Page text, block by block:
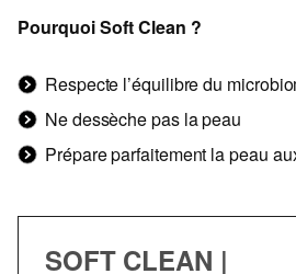
Pourquoi Soft Clean ?
Respecte l’équilibre du
Ne dessèche pas la peau
Prépare parfaitement la peau
SOFT CLEAN |